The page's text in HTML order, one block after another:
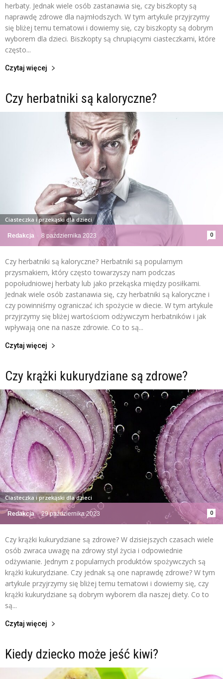
herbaty. Jednak wiele osób zastanawia się, czy biszkopty są
naprawdę zdrowe dla najmłodszych. W tym artykule przyjrzymy
się bliżej temu tematowi i dowiemy się, czy biszkopty są dobrym
wyborem dla dzieci. Biszkopty są chrupiącymi ciasteczkami, które
często...
Czytaj więcej
Czy herbatniki są kaloryczne?
Redakcja - 8 października 2023 0
Ciasteczka i przekąski dla dzieci
Czy herbatniki są kaloryczne? Herbatniki są popularnym
przysmakiem, który często towarzyszy nam podczas
popołudniowej herbaty lub jako przekąska między posiłkami.
Jednak wiele osób zastanawia się, czy herbatniki są kaloryczne i
czy powinniśmy ograniczać ich spożycie w diecie. W tym artykule
przyjrzymy się bliżej wartościom odżywczym herbatników i jak
wpływają one na nasze zdrowie. Co to są...
Czytaj więcej
Czy krążki kukurydziane są zdrowe?
Redakcja - 29 października 2023 0
Ciasteczka i przekąski dla dzieci
Czy krążki kukurydziane są zdrowe? W dzisiejszych czasach wiele
osób zwraca uwagę na zdrowy styl życia i odpowiednie
odżywianie. Jednym z popularnych produktów spożywczych są
krążki kukurydziane. Czy jednak są one naprawdę zdrowe? W tym
artykule przyjrzymy się bliżej temu tematowi i dowiemy się, czy
krążki kukurydziane są dobrym wyborem dla naszej diety. Co to
są...
Czytaj więcej
Kiedy dziecko może jeść kiwi?